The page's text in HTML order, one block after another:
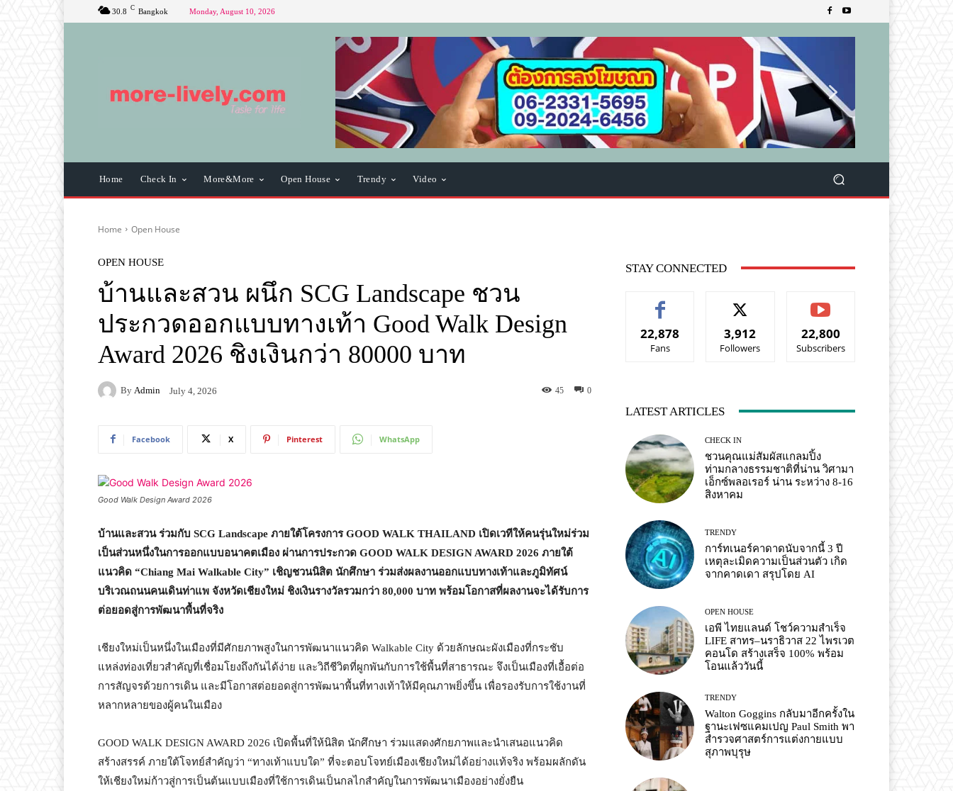
30.8 C Bangkok Monday, August 10, 2026
Home Check In More&More Open House Trendy Video
Home Open House
OPEN HOUSE
บ้านและสวน ผนึก SCG Landscape ชวน
ประกวดออกแบบทางเท้า Good Walk Design
Award 2026 ชิงเงินกว่า 80000 บาท
By Admin July 4, 2026 0
45
Facebook X Pinterest WhatsApp
Good Walk Design Award 2026
บ้านและสวน ร่วมกับ SCG Landscape ภายใต้โครงการGOOD WALK THAILAND เปิดเวทีให้คนรุ่นใหม่ร่วม
เป็นส่วนหนึ่งในการออกแบบอนาคตเมือง ผ่านการประกวด GOOD WALK DESIGN AWARD 2026 ภายใต้
แนวคิด “Chiang Mai Walkable City” เชิญชวนนิสิต นักศึกษา ร่วมส่งผลงานออกแบบทางเท้าและภูมิทัศน์
บริเวณถนนคนเดินท่าแพ จังหวัดเชียงใหม่ ชิงเงินรางวัลรวมกว่า 80,000 บาท พร้อมโอกาสที่ผลงานจะได้รับการ
ต่อยอดสู่การพัฒนาพื้นที่จริง
เชียงใหม่เป็นหนึ่งในเมืองที่มีศักยภาพสูงในการพัฒนาแนวคิด Walkable City ด้วยลักษณะผังเมืองที่กระชับ
แหล่งท่องเที่ยวสำคัญที่เชื่อมโยงถึงกันได้ง่าย และวิถีชีวิตที่ผูกพันกับการใช้พื้นที่สาธารณะ จึงเป็นเมืองที่เอื้อต่อ
การสัญจรด้วยการเดิน และมีโอกาสต่อยอดสู่การพัฒนาพื้นที่ทางเท้าให้มีคุณภาพยิ่งขึ้น เพื่อรองรับการใช้งานที่
หลากหลายของผู้คนในเมือง
GOOD WALK DESIGN AWARD 2026 เปิดพื้นที่ให้นิสิต นักศึกษา ร่วมแสดงศักยภาพและนำเสนอแนวคิด
สร้างสรรค์ ภายใต้โจทย์สำคัญว่า “ทางเท้าแบบใด” ที่จะตอบโจทย์เมืองเชียงใหม่ได้อย่างแท้จริง พร้อมผลักดัน
ให้เชียงใหม่ก้าวสู่การเป็นต้นแบบเมืองที่ใช้การเดินเป็นกลไกสำคัญในการพัฒนาเมืองอย่างยั่งยืน
STAY CONNECTED
22,878
Fans
3,912
Followers
22,800
Subscribers
LATEST ARTICLES
CHECK IN
ชวนคุณแม่สัมผัสแกลมปิ้ง
ท่ามกลางธรรมชาติที่น่าน วิศามา
เอ็กซ์พลอเรอร์ น่าน ระหว่าง 8-16
สิงหาคม
TRENDY
การ์ทเนอร์คาดาดนับจากนี้ 3 ปี
เหตุละเมิดความเป็นส่วนตัว เกิด
จากคาดเดา สรุปโดย AI
OPEN HOUSE
เอพี ไทยแลนด์ โชว์ความสำเร็จ
LIFE สาทร–นราธิวาส 22 ไพรเวต
คอนโด สร้างเสร็จ 100% พร้อม
โอนแล้ววันนี้
TRENDY
Walton Goggins กลับมาอีกครั้งใน
ฐานะเฟซแคมเปญ Paul Smith พา
สำรวจศาสตร์การแต่งกายแบบ
สุภาพบุรุษ